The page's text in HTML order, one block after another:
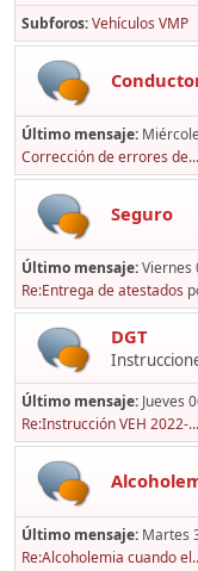
Subforos Vehículos VMP
Último mensaje:
Corrección de errores de...
Seguro
Último mensaje:Viernes
Re:Entrega de atestados
DGT
Último mensaje: Jueves
Re:Instrucción VEH 2022-...
Último mensaje: Martes
Re:Alcoholemia cuando